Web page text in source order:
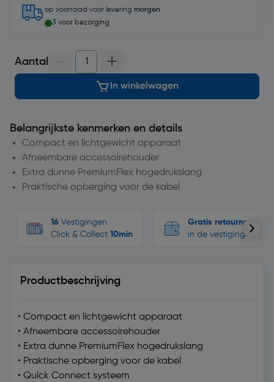
op voorraad voor levering morgen
3 voor bezorging
Aantal
In winkelwagen
Belangrijkste kenmerken en details
Compact en lichtgewicht apparaat
Afneembare accessoirehouder
Extra dunne PremiumFlex hogedrukslang
Praktische opberging voor de kabel
16 Vestigingen
Click & Collect 10min
Gratis retourneren
in de vestigingen
Productbeschrijving
• Compact en lichtgewicht apparaat
• Afneembare accessoirehouder
• Extra dunne PremiumFlex hogedrukslang
• Praktische opberging voor de kabel
• Quick Connect systeem